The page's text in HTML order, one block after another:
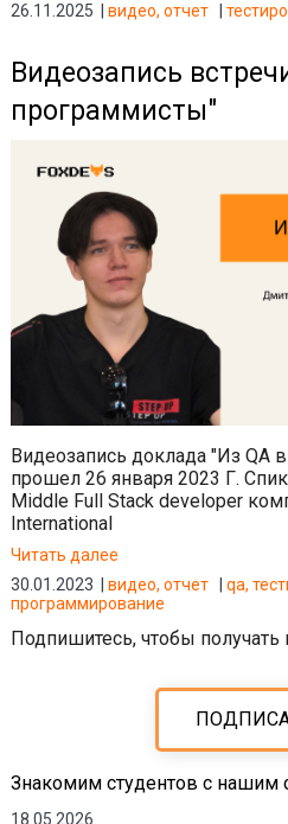
26.11.2025
видео отчет
Видеозапись
программисты"
Видеозапись доклада "Из QA
прошел 26 января 2023 Г.
Middle Full Stack developer
International
Читать далее
30.01.2023
видео отчет qa
программирование
Подпишитесь, чтобы
Знакомим студентов с нашим
18.05.2026